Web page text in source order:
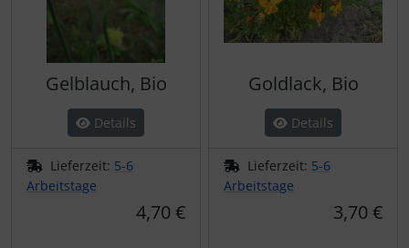
Gelblauch, Bio
Details
Lieferzeit: 5-6
Arbeitstage
4,70 €
Goldlack, Bio
Details
Lieferzeit: 5-6
Arbeitstage
3,70 €